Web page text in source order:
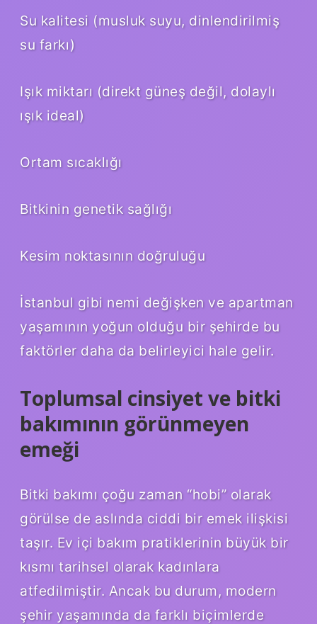
Su kalitesi (musluk suyu, dinlendirilmiş
su farkı)
Işık miktarı (direkt güneş değil, dolaylı
ışık ideal)
Ortam sıcaklığı
Bitkinin genetik sağlığı
Kesim noktasının doğruluğu
İstanbul gibi nemi değişken ve apartman
yaşamının yoğun olduğu bir şehirde bu
faktörler daha da belirleyici hale gelir.
Toplumsal cinsiyet ve bitki
bakımının görünmeyen
emeği
Bitki bakımı çoğu zaman “hobi” olarak
görülse de aslında ciddi bir emek ilişkisi
taşır. Ev içi bakım pratiklerinin büyük bir
kısmı tarihsel olarak kadınlara
atfedilmiştir. Ancak bu durum, modern
şehir yaşamında da farklı biçimlerde